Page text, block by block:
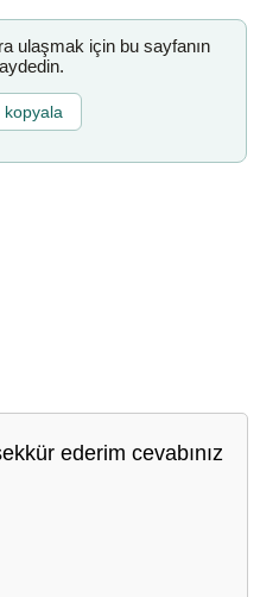
ulaşmak için bu sayfanın
kopyala
ederim cevabınız